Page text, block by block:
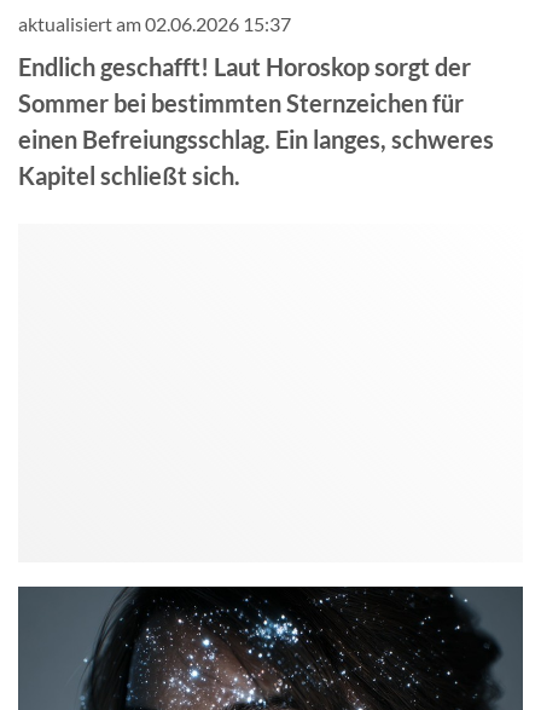
aktualisiert am 02.06.2026 15:37
Endlich geschafft! Laut Horoskop sorgt der
Sommer bei bestimmten Sternzeichen für
einen Befreiungsschlag. Ein langes, schweres
Kapitel schließt sich.